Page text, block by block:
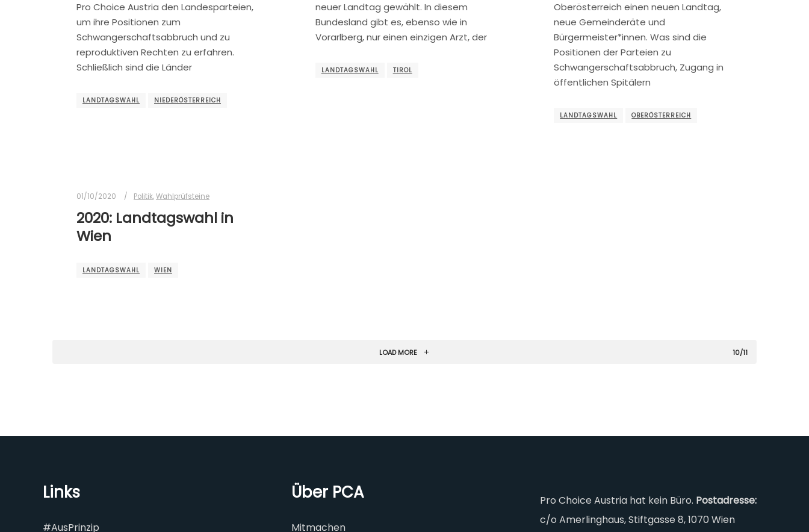
Pro Choice Austria den Landesparteien,
um ihre Positionen zum
Schwangerschaftsabbruch und zu
reproduktiven Rechten zu erfahren.
Schließlich sind die Länder
LANDTAGSWAHL NIEDERÖSTERREICH
neuer Landtag gewählt. In diesem
Bundesland gibt es, ebenso wie in
Vorarlberg, nur einen einzigen Arzt, der
LANDTAGSWAHL TIROL
Oberösterreich einen neuen Landtag,
neue Gemeinderäte und
Bürgermeister*innen. Was sind die
Positionen der Parteien zu
Schwangerschaftsabbruch, Zugang in
öffentlichen Spitälern
LANDTAGSWAHL OBERÖSTERREICH
01/10/2020 Politik,Wahlprüfsteine
2020: Landtagswahl in
Wien
LANDTAGSWAHL WIEN
LOAD MORE 10/11
Links
#AusPrinzip
Über PCA
Mitmachen
Pro Choice Austria hat kein Büro. Postadresse:
c/o Amerlinghaus, Stiftgasse 8, 1070 Wien